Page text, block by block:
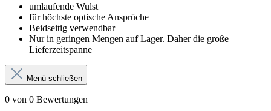
umlaufende Wulst
fürhöchste optische Ansprüche
Beidseitig verwendbar
Nur in geringen Mengen auf Lager. Daher die große
Lieferzeitspanne
Menü schließen
0 von 0 Bewertungen